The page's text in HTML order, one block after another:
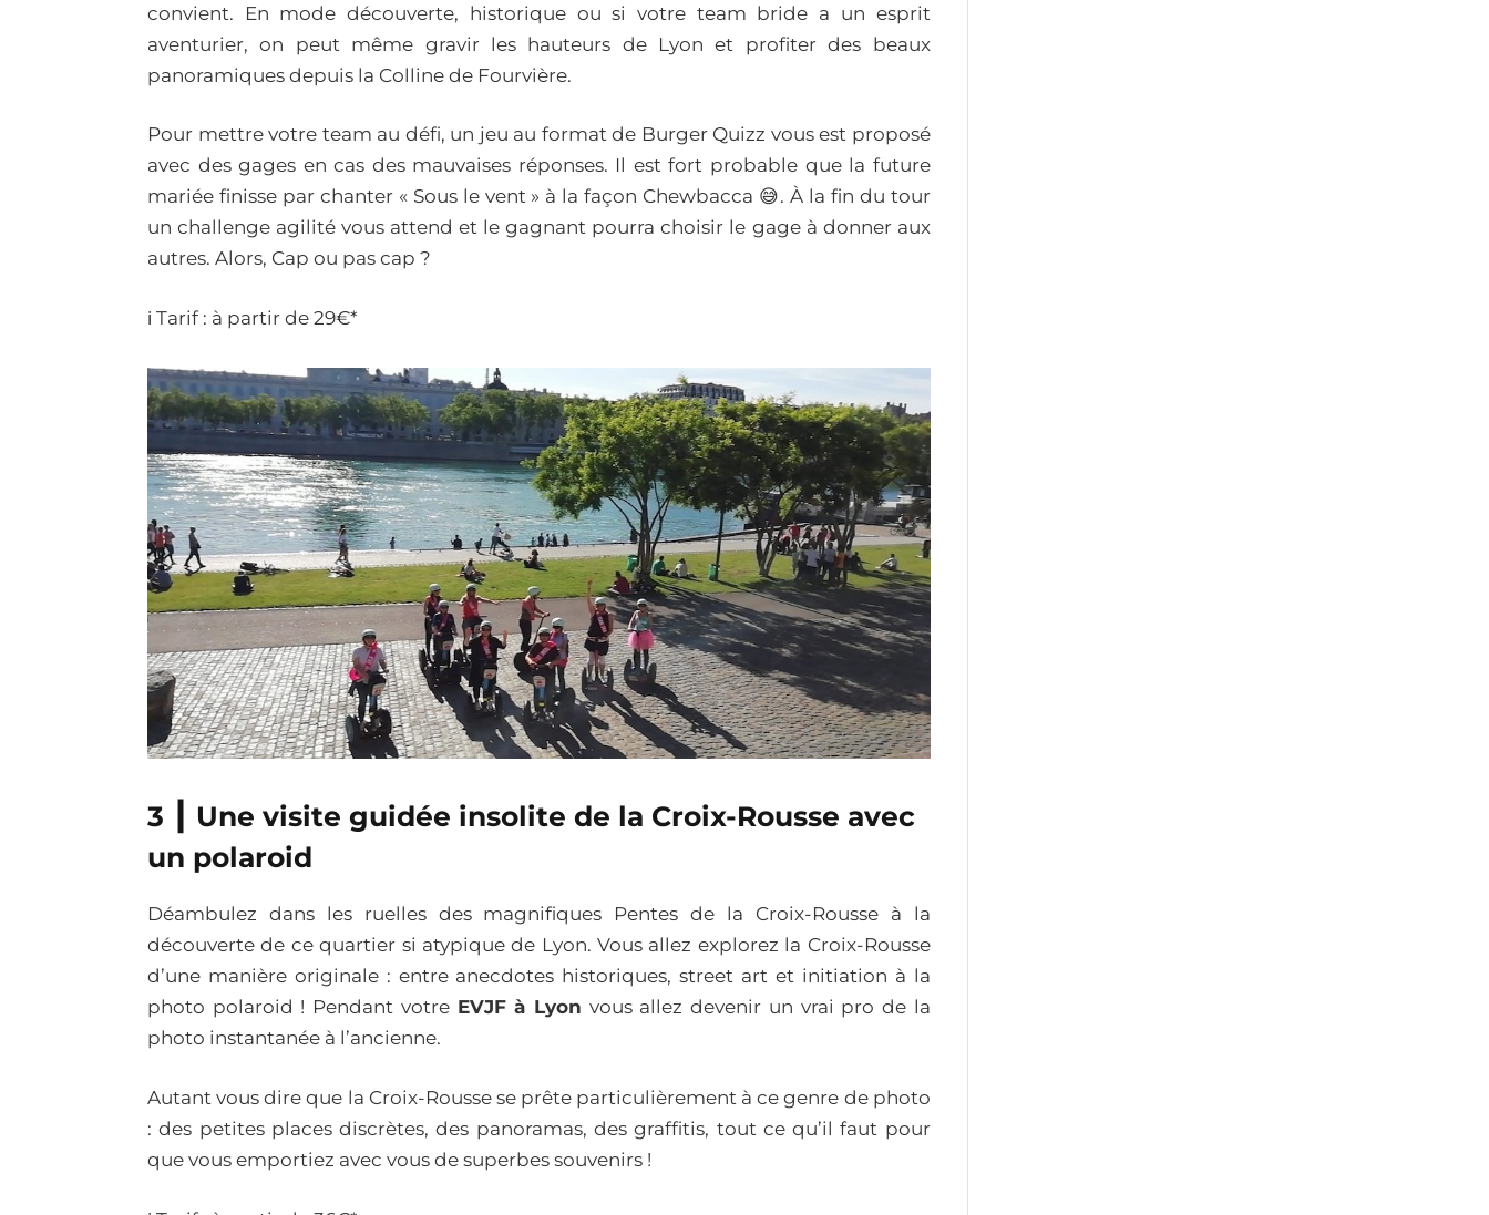
convient. En mode découverte, historique ou si votre team bride a un esprit
aventurier, on peut même gravir les hauteurs de Lyon et profiter des beaux
panoramiques depuis la Colline de Fourvière.
Pour mettre votre team au défi, un jeu au format de Burger Quizz vous est proposé
avec des gages en cas des mauvaises réponses. Il est fort probable que la future
mariée finisse par chanter « Sous le vent » à la façon Chewbacca 😅. À la fin du tour
un challenge agilité vous attend et le gagnant pourra choisir le gage à donner aux
autres. Alors, Cap ou pas cap ?
ℹ️ Tarif : à partir de 29€*
3 ┃ Une visite guidée insolite de la Croix-Rousse avec
un polaroid
Déambulez dans les ruelles des magnifiques Pentes de la Croix-Rousse à la
découverte de ce quartier si atypique de Lyon. Vous allez explorez la Croix-Rousse
d’une manière originale : entre anecdotes historiques, street art et initiation à la
photo polaroid ! Pendant votre EVJF à Lyon vous allez devenir un vrai pro de la
photo instantanée à l’ancienne.
Autant vous dire que la Croix-Rousse se prête particulièrement à ce genre de photo
: des petites places discrètes, des panoramas, des graffitis, tout ce qu’il faut pour
que vous emportiez avec vous de superbes souvenirs !